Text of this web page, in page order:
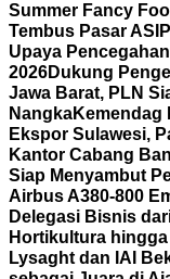
Summer Fancy
Tembus Pasar AS
Upaya
2026Dukung
Jawa Barat, PLN
NangkaKemendag
Ekspor Sulawesi,
Kantor Cabang
Siap Menyambut
Airbus A380-800
Delegasi Bisnis
Hortikultura
Lysaght dan IAI